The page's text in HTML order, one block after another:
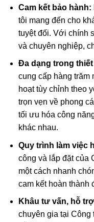
Cam kết bảo hành:
tôi mang đến cho
tuyệt đối. Với chính
và chuyên nghiệp,
Đa dạng trong thiết
cung cấp hàng trăm
hoạt tùy chỉnh theo
trọn vẹn về phong
tối ưu hóa công
khác nhau.
Quy trình làm việc
công và lắp đặt của
một cách nhanh
cam kết hoàn thành
Khâu tư vấn, hỗ
chuyên gia tại Công